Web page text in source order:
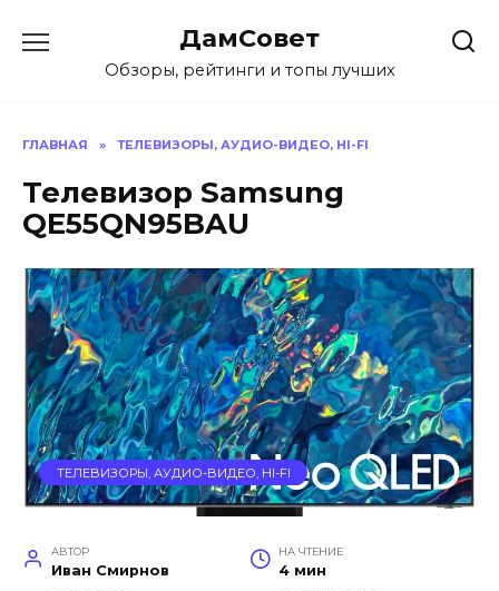
содержанию
ДамСовет
Обзоры, рейтинги и топы лучших
ГЛАВНАЯ » ТЕЛЕВИЗОРЫ, АУДИО-ВИДЕО, HI-FI
Телевизор Samsung
QE55QN95BAU
ТЕЛЕВИЗОРЫ, АУДИО-ВИДЕО, HI-FI
АВТОР
Иван Смирнов
НА ЧТЕНИЕ
4 мин